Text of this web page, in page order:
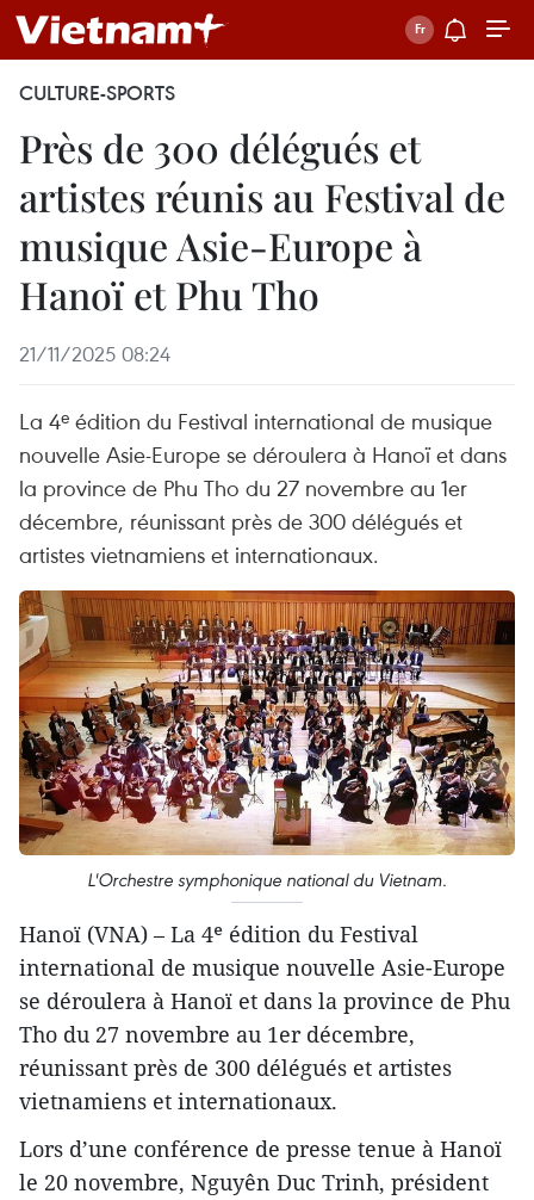
CULTURE-SPORTS
Près de 300 délégués et
artistes réunis au Festival de
musique Asie-Europe à
Hanoï et Phu Tho
21/11/2025 08:24
La 4ᵉ édition du Festival international de musique
nouvelle Asie-Europe se déroulera à Hanoï et dans
la province de Phu Tho du 27 novembre au 1er
décembre, réunissant près de 300 délégués et
artistes vietnamiens et internationaux.
L'Orchestre symphonique national du Vietnam.
Hanoï (VNA) – La 4ᵉ édition du Festival
international de musique nouvelle Asie-Europe
se déroulera à Hanoï et dans la province de Phu
Tho du 27 novembre au 1er décembre,
réunissant près de 300 délégués et artistes
vietnamiens et internationaux.
Lors d’une conférence de presse tenue à Hanoï
le 20 novembre, Nguyên Duc Trinh, président